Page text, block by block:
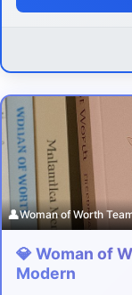
👤Woman of Worth
💎 Woman of
Modern